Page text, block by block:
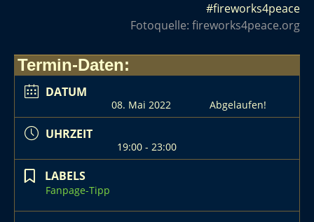
#fireworks4peace
Fotoquelle: fireworks4peace.org
Termin-Daten:
DATUM
08. Mai 2022 Abgelaufen!
UHRZEIT
19:00 - 23:00
LABELS
Fanpage-Tipp